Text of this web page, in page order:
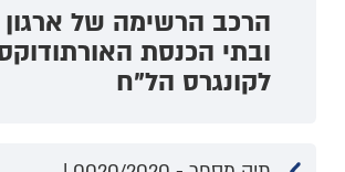
הרכב הרשימה של
ובתי הכנסת
לקונגרס הל"ח